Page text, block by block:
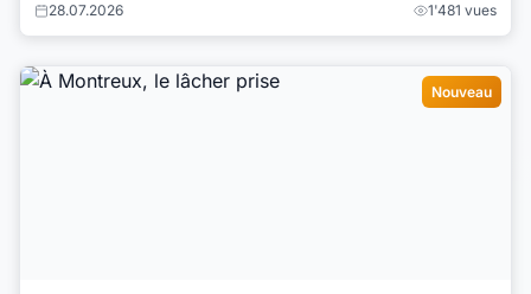
28.07.2026
1'481 vues
Nouveau